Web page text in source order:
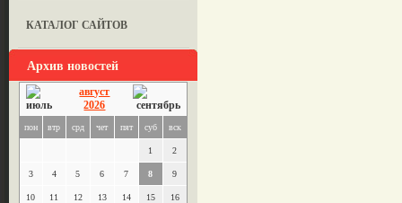
КАТАЛОГ САЙТОВ
Архив новостей
август
2026
пон втр срд чет пят суб вск
1 2
3 4 5 6 7 8 9
10 11 12 13 14 15 16